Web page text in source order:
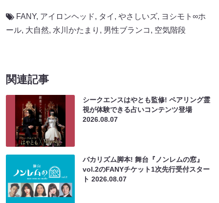
FANY, アイロンヘッド, タイ , やさしいズ, ヨシモト∞ホ
ール, 大自然, 水川かたまり , 男性ブランコ , 空気階段
関連記事
シークエンスはやとも監修! ペアリング霊
視が体験できる占いコンテンツ登場
2026.08.07
バカリズム脚本! 舞台『ノンレムの窓』
vol.2のFANYチケット1次先行受付スター
ト2026.08.07